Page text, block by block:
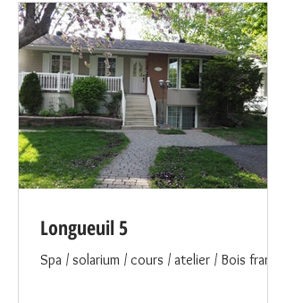
Longueuil 5
Spa / solarium / cours / atelier / Bois franc